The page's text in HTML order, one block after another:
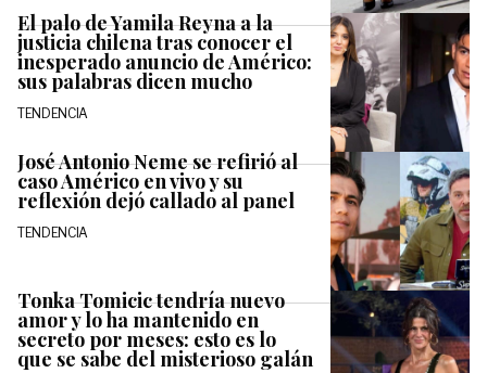
El palo de Yamila Reyna a la
justicia chilena tras conocer el
inesperado anuncio de Américo:
sus palabras dicen mucho
TENDENCIA
José Antonio Neme se refirió al
caso Américo en vivo y su
reflexión dejó callado al panel
TENDENCIA
Tonka Tomicic tendría nuevo
amor y lo ha mantenido en
secreto por meses: esto es lo
que se sabe del misterioso galán